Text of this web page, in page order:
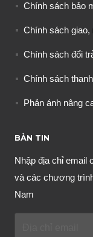
Chính sách bảo
Chính sách giao,
Chính sách đổi
Chính sách
Phản ánh nâng
BẢN TIN
Nhập địa chỉ email
và các chương
Nam